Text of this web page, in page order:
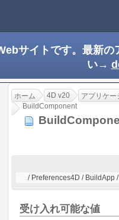
サイトです。最新
い→
ホーム 4D v20
アプリケー
BuildComponent
/ Preferences4D / BuildApp
受け入れ可能な値